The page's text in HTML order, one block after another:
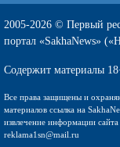
2005-2026 © Первый
портал «SakhaNews»
Содержит материалы
Все права защищены и
материалов ссылка на
извлечение информации
reklama1sn@mail.ru